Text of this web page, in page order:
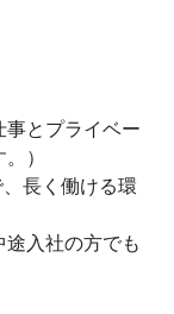
とプライベー
）
長く働ける環
入社の方でも